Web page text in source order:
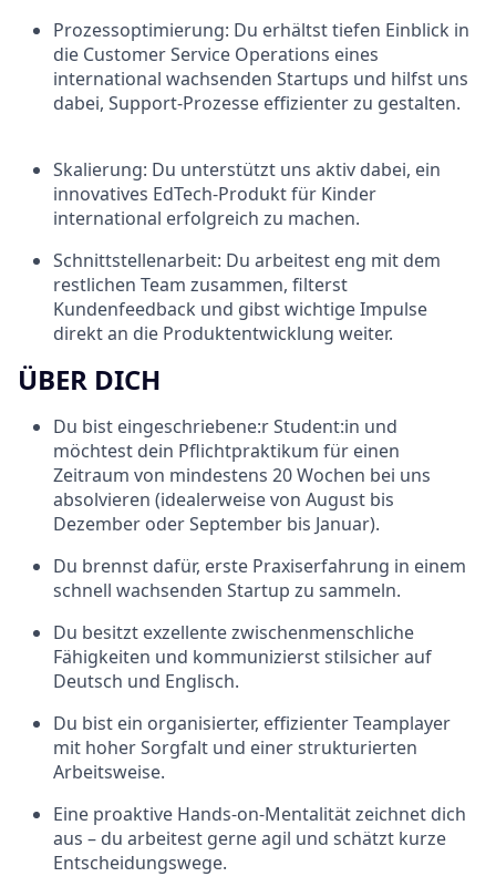
Prozessoptimierung: Du erhältst tiefen Einblick in
die Customer Service Operations eines
international wachsenden Startups und hilfst uns
dabei, Support-Prozesse effizienter zu gestalten.
Skalierung: Du unterstützt uns aktiv dabei, ein
innovatives EdTech-Produkt für Kinder
international erfolgreich zu machen.
Schnittstellenarbeit: Du arbeitest eng mit dem
restlichen Team zusammen, filterst
Kundenfeedback und gibst wichtige Impulse
direkt an die Produktentwicklung weiter.
ÜBER DICH
Du bist eingeschriebene:r Student:in und
möchtest dein Pflichtpraktikum für einen
Zeitraum von mindestens 20 Wochen bei uns
absolvieren (idealerweise von August bis
Dezember oder September bis Januar).
Du brennst dafür, erste Praxiserfahrung in einem
schnell wachsenden Startup zu sammeln.
Du besitzt exzellente zwischenmenschliche
Fähigkeiten und kommunizierst stilsicher auf
Deutsch und Englisch.
Du bist ein organisierter, effizienter Teamplayer
mit hoher Sorgfalt und einer strukturierten
Arbeitsweise.
Eine proaktive Hands-on-Mentalität zeichnet dich
aus – du arbeitest gerne agil und schätzt kurze
Entscheidungswege.